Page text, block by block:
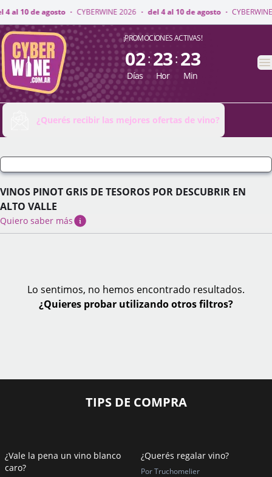
2026 · del 4 al 10 de agosto · CYBERWINE 2026 · del 4 al 10 de agosto
CyberWine ¡PROMOCIONES ACTIVAS!
02
Días
: 23
Hor
: 23
Min
¿Querés recibir las mejores ofertas de vino?
VINOS PINOT GRIS DE TESOROS POR DESCUBRIR EN
ALTO VALLE
Quiero saber más
Lo sentimos, no hemos encontrado resultados.
¿Quieres probar utilizando otros filtros?
TIPS DE COMPRA
¿Vale la pena un vino blanco
caro?
¿Querés regalar vino?
Por Truchomelier